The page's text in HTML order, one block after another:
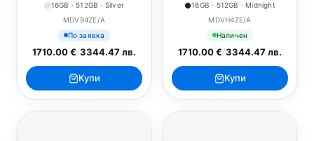
16GB · 512GB · Silver
MDV94ZE/A
По заявка
1710.00 €/3344.47 лв.
Купи
16GB · 512GB · Midnight
MDVH4ZE/A
Наличен
1710.00 €/3344.47 лв.
Купи